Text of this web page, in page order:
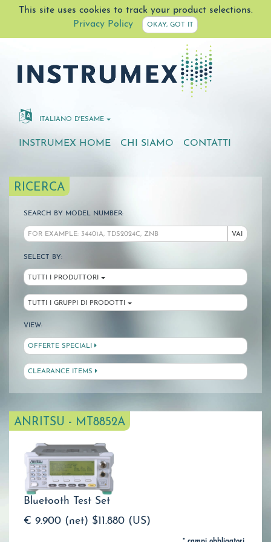
This site uses cookies to track your product selections.
Privacy Policy
OKAY, GOT IT
ITALIANO D'ESAME
INSTRUMEX HOME CHI SIAMO CONTATTI
RICERCA
SEARCH BY MODEL NUMBER:
VAI
SELECT BY:
TUTTI I PRODUTTORI
TUTTI I GRUPPI DI PRODOTTI
VIEW:
OFFERTE SPECIALI
CLEARANCE ITEMS
ANRITSU - MT8852A
Bluetooth Test Set
€ 9.900 (net) $11.880 (US)